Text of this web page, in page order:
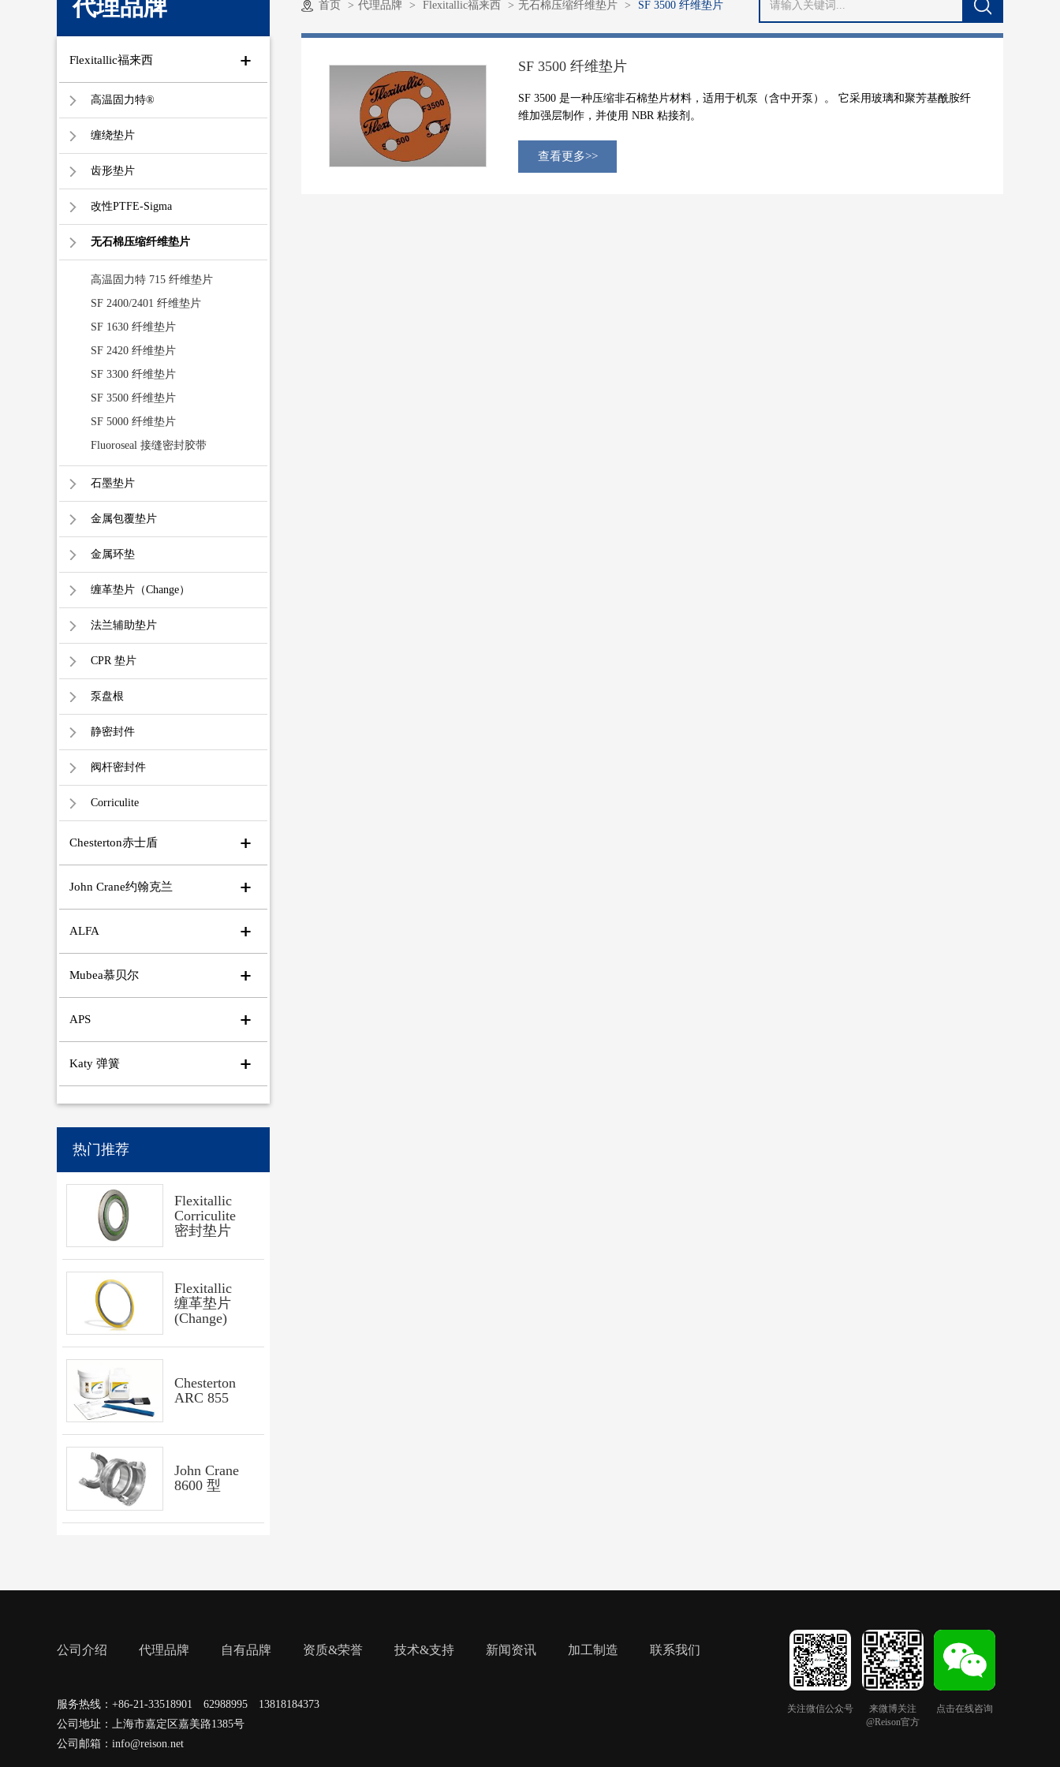
代理品牌
Flexitallic福来西
高温固力特®
缠绕垫片
齿形垫片
改性PTFE-Sigma
无石棉压缩纤维垫片
高温固力特 715 纤维垫片
SF 2400/2401 纤维垫片
SF 1630 纤维垫片
SF 2420 纤维垫片
SF 3300 纤维垫片
SF 3500 纤维垫片
SF 5000 纤维垫片
Fluoroseal 接缝密封胶带
石墨垫片
金属包覆垫片
金属环垫
缠革垫片（Change）
法兰辅助垫片
CPR 垫片
泵盘根
静密封件
阀杆密封件
Corriculite
Chesterton赤士盾
John Crane约翰克兰
ALFA
Mubea慕贝尔
APS
Katy 弹簧
热门推荐
Flexitallic
Corriculite
密封垫片
Flexitallic
缠革垫片
(Change)
Chesterton
ARC 855
John Crane
8600 型
首页 代理品牌 Flexitallic福来西 无石棉压缩纤维垫片 SF 3500 纤维垫片
SF 3500 纤维垫片
SF 3500 是一种压缩非石棉垫片材料，适用于机泵（含中开泵）。 它采用玻璃和聚芳基酰胺纤
维加强层制作，并使用 NBR 粘接剂。
查看更多>>
公司介绍 代理品牌 自有品牌 资质&荣誉 技术&支持 新闻资讯 加工制造 联系我们
服务热线：+86-21-33518901 62988995 13818184373
公司地址：上海市嘉定区嘉美路1385号
公司邮箱：info@reison.net
关注微信公众号
来微博关注
@Reison官方
点击在线咨询